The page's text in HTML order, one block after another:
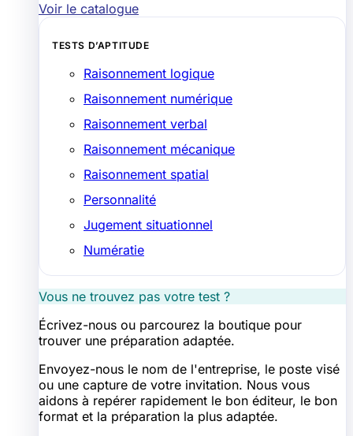
Voir le catalogue
TESTS D’APTITUDE
Raisonnement logique
Raisonnement numérique
Raisonnement verbal
Raisonnement mécanique
Raisonnement spatial
Personnalité
Jugement situationnel
Numératie
Vous ne trouvez pas votre test ?
Écrivez-nous ou parcourez la boutique pour
trouver une préparation adaptée.
Envoyez-nous le nom de l'entreprise, le poste visé
ou une capture de votre invitation. Nous vous
aidons à repérer rapidement le bon éditeur, le bon
format et la préparation la plus adaptée.